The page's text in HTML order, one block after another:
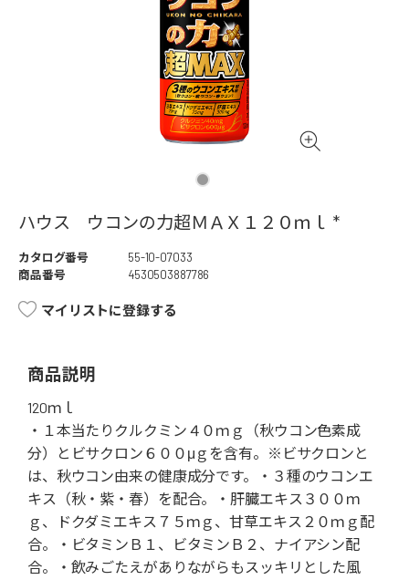
ハウス ウコンの力超ＭＡＸ１２０ｍｌ *
カタログ番号
55-10-07033
商品番号
4530503887786
マイリストに登録する
商品説明
120ｍｌ
・１本当たりクルクミン４０ｍｇ（秋ウコン色素成
分）とビサクロン６００μｇを含有。※ビサクロンと
は、秋ウコン由来の健康成分です。・３種のウコンエ
キス（秋・紫・春）を配合。・肝臓エキス３００ｍ
ｇ、ドクダミエキス７５ｍｇ、甘草エキス２０ｍｇ配
合。・ビタミンＢ１、ビタミンＢ２、ナイアシン配
合。・飲みごたえがありながらもスッキリとした風